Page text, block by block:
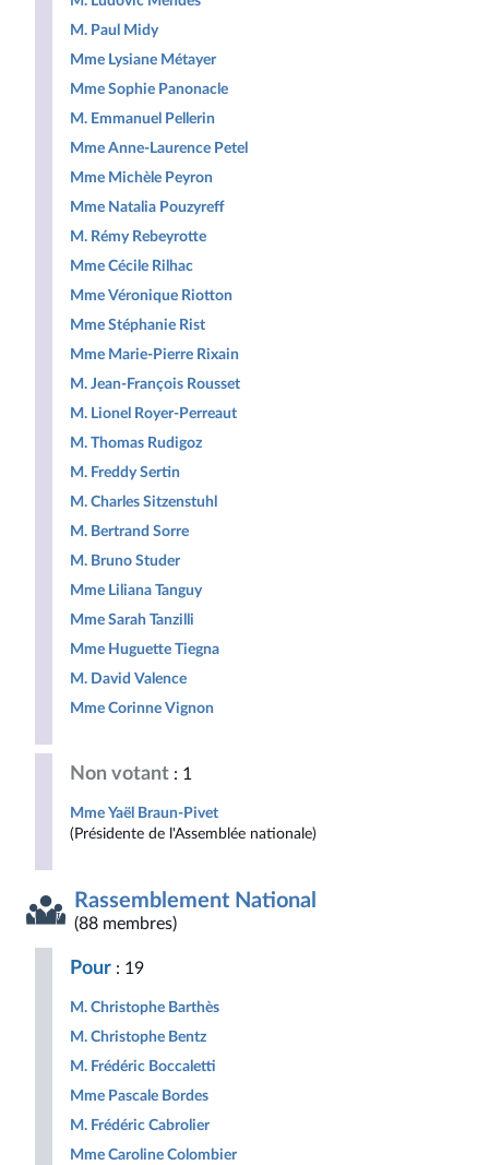
M. Paul Midy
Mme Lysiane Métayer
Mme Sophie Panonacle
M. Emmanuel Pellerin
Mme Anne-Laurence Petel
Mme Michèle Peyron
Mme Natalia Pouzyreff
M. Rémy Rebeyrotte
Mme Cécile Rilhac
Mme Véronique Riotton
Mme Stéphanie Rist
Mme Marie-Pierre Rixain
M. Jean-François Rousset
M. Lionel Royer-Perreaut
M. Thomas Rudigoz
M. Freddy Sertin
M. Charles Sitzenstuhl
M. Bertrand Sorre
M. Bruno Studer
Mme Liliana Tanguy
Mme Sarah Tanzilli
Mme Huguette Tiegna
M. David Valence
Mme Corinne Vignon
Non votant : 1
Mme Yaël Braun-Pivet
(Présidente de l'Assemblée nationale)
Rassemblement National
(88 membres)
Pour : 19
M. Christophe Barthès
M. Christophe Bentz
M. Frédéric Boccaletti
Mme Pascale Bordes
M. Frédéric Cabrolier
Mme Caroline Colombier